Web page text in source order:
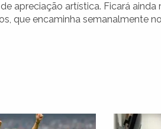
apreciação artística. Ficará ainda
que encaminha semanalmente